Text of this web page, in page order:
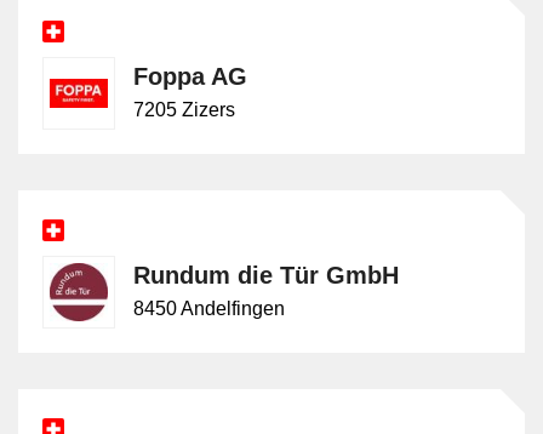
Foppa AG
7205 Zizers
Rundum die Tür GmbH
8450 Andelfingen